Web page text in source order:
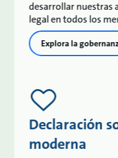
desarrollar nuestras
legal en todos los
Explora la
Declaración
moderna